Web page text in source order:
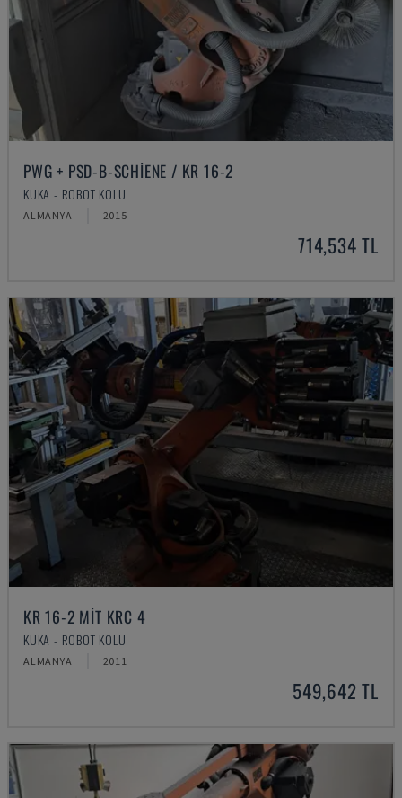
PWG + PSD-B-SCHIENE / KR 16-2
KUKA - ROBOT KOLU
ALMANYA 2015
714,534 TL
KR 16-2 MIT KRC 4
KUKA - ROBOT KOLU
ALMANYA 2011
549,642 TL